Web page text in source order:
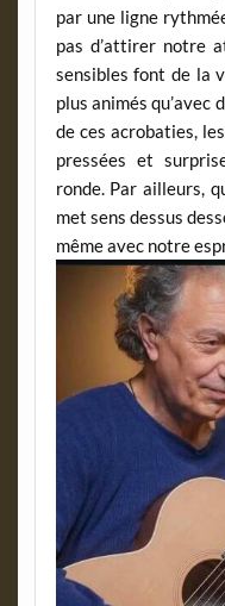
par une ligne
pas d’attirer notre
sensibles font de la
plus animés qu’avec
de ces acrobaties,
pressées et
ronde. Par ailleurs,
met sens dessus
même avec notre